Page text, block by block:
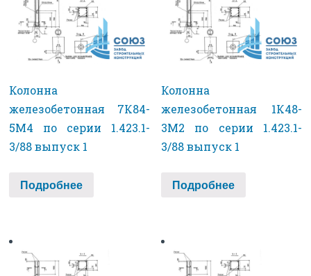
Колонна
железобетонная 7К84-
5М4 по серии 1.423.1-
3/88 выпуск 1
Подробнее
Колонна
железобетонная 1К48-
3М2 по серии 1.423.1-
3/88 выпуск 1
Подробнее